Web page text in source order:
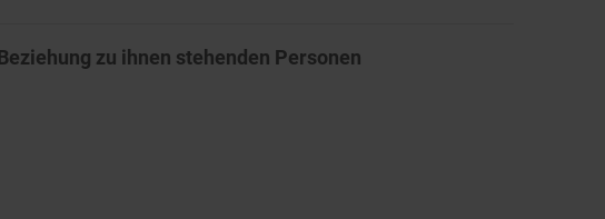
zu ihnen stehenden Personen